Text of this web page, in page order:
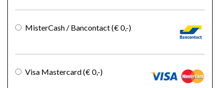
MisterCash / Bancontact(€ 0,-)
Visa Mastercard(€ 0,-)